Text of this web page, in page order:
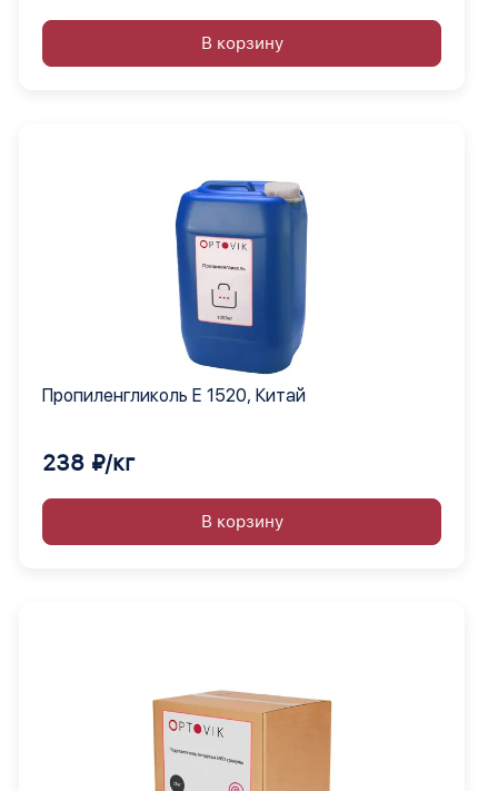
В корзину
Пропиленгликоль Е 1520, Китай
238 ₽/кг
В корзину